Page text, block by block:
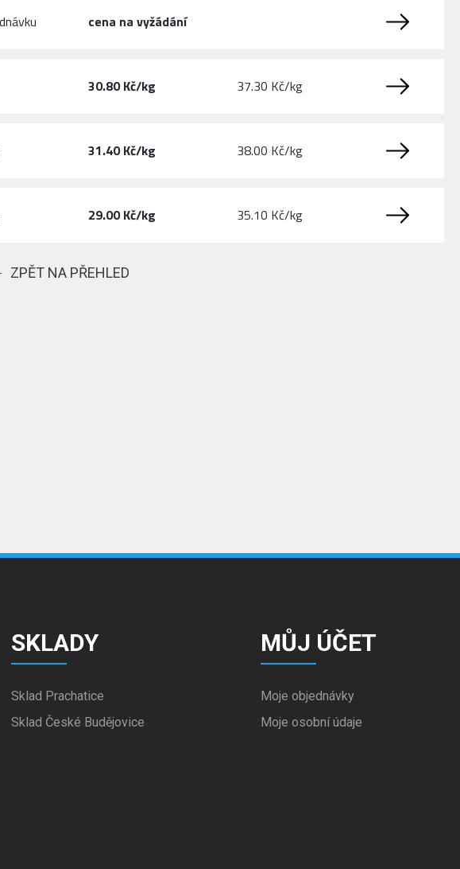
cena na vyžádání
30.80 Kč/kg 37.30 Kč/kg
31.40 Kč/kg 38.00 Kč/kg
29.00 Kč/kg 35.10 Kč/kg
ZPĚT NA PŘEHLED
SKLADY
Sklad Prachatice
Sklad České Budějovice
MŮJ ÚČET
Moje objednávky
Moje osobní údaje